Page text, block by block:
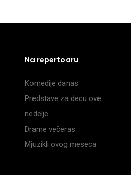
Na repertoaru
Komedije danas
Predstave za decu ove
nedelje
Drame večeras
Mjuzikli ovog meseca